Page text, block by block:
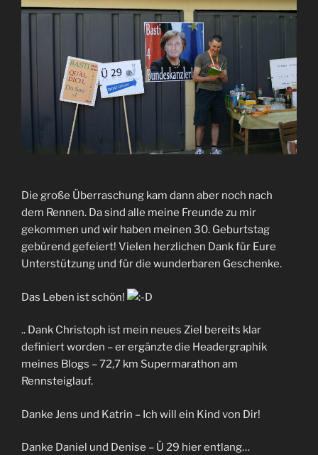
Die große Überraschung kam dann aber noch nach
dem Rennen. Da sind alle meine Freunde zu mir
gekommen und wir haben meinen 30. Geburtstag
gebürend gefeiert! Vielen herzlichen Dank für Eure
Unterstützung und für die wunderbaren Geschenke.
Das Leben ist schön!
.. Dank Christoph ist mein neues Ziel bereits klar
definiert worden – er ergänzte die Headergraphik
meines Blogs – 72,7 km Supermarathon am
Rennsteiglauf.
Danke Jens und Katrin – Ich will ein Kind von Dir!
Danke Daniel und Denise – Ü 29 hier entlang…